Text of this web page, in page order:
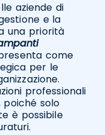
aziende di
e la
una priorità
come
per le
professionali
solo
è possibile